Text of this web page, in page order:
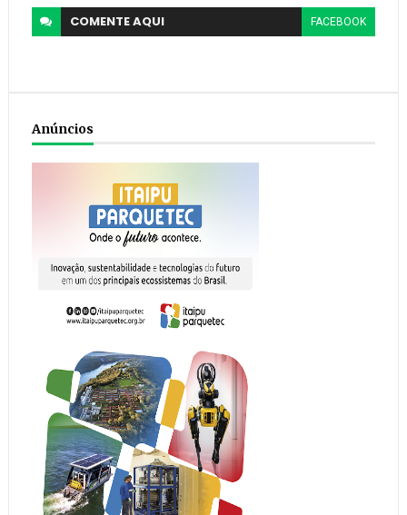
COMENTEAQUI FACEBOOK
Anúncios